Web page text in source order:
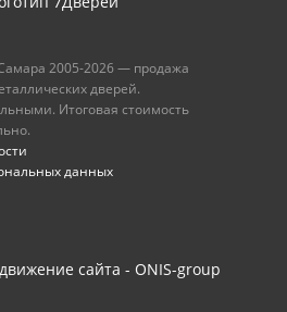
2005-2026 — продажа
дверей.
Итоговая стоимость
данных
сайта - ONIS-group